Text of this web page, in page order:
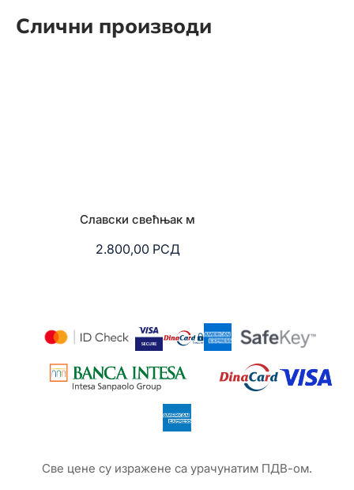
Слични производи
Славски свећњак м
2.800,00 РСД
Све цене су изражене са урачунатим ПДВ-ом.